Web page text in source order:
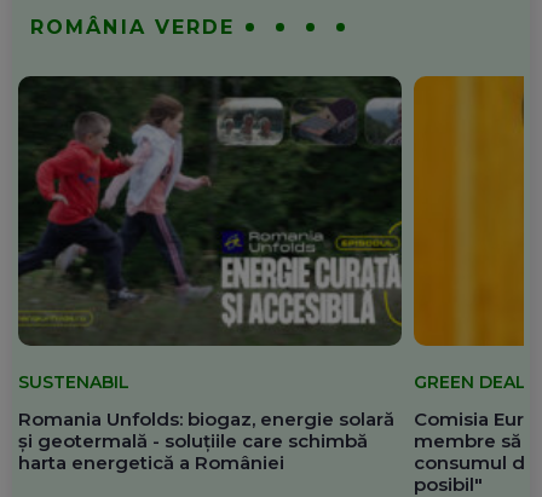
ROMÂNIA VERDE
SUSTENABIL
Romania Unfolds: biogaz, energie solară
și geotermală - soluțiile care schimbă
harta energetică a României
GREEN DEAL
Comisia
membre să
consumul de
posibil"